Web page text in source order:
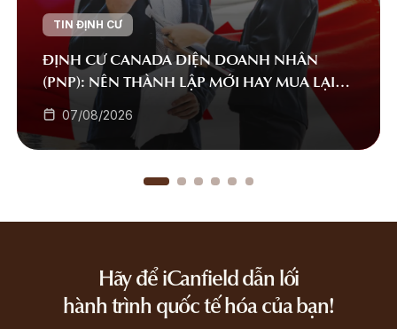
TIN ĐỊNH CƯ
ĐỊNH CƯ CANADA DIỆN DOANH NHÂN
(PNP): NÊN THÀNH LẬP MỚI HAY MUA LẠI
DOANH NGHIỆP?
07/08/2026
Hãy để iCanfield dẫn lối
hành trình quốc tế hóa của bạn!